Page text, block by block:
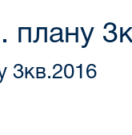
плану
3кв.2016